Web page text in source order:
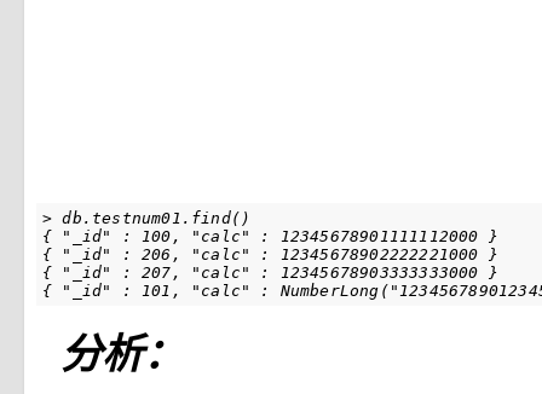
> db.testnum01.find()
{ "_id" : 100, "calc" : 12345678901111112000 }
{ "_id" : 206, "calc" : 12345678902222221000 }
{ "_id" : 207, "calc" : 12345678903333333000 }
{ "_id" : 101, "calc" :
分析：